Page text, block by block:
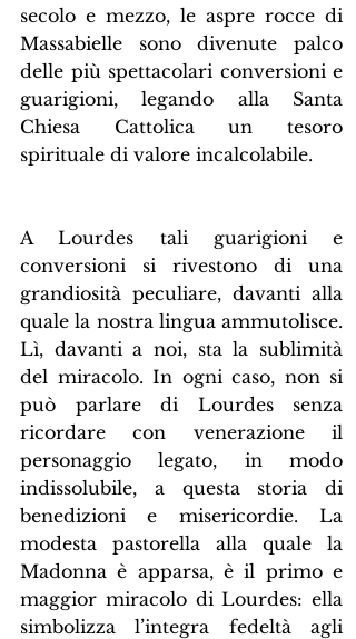
secolo e mezzo, le aspre rocce di
Massabielle sono divenute palco
delle più spettacolari conversioni e
guarigioni, legando alla Santa
Chiesa Cattolica un tesoro
spirituale di valore incalcolabile.
A Lourdes tali guarigioni e
conversioni si rivestono di una
grandiosità peculiare, davanti alla
quale la nostra lingua ammutolisce.
Lì, davanti a noi, sta la sublimità
del miracolo. In ogni caso, non si
può parlare di Lourdes senza
ricordare con venerazione il
personaggio legato, in modo
indissolubile, a questa storia di
benedizioni e misericordie. La
modesta pastorella alla quale la
Madonna è apparsa, è il primo e
maggior miracolo di Lourdes: ella
simbolizza l’integra fedeltà agli